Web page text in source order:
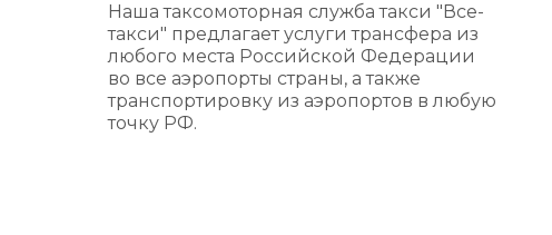
Наша таксомоторная служба такси "Все-
такси" предлагает услуги трансфера из
любого места Российской Федерации
во все аэропорты страны, а также
транспортировку из аэропортов в любую
точку РФ.